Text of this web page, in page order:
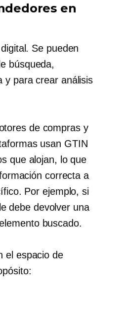
en
Se pueden
búsqueda,
y para crear análisis
de compras y
usan GTIN
que alojan, lo que
correcta a
Por ejemplo, si
debe devolver una
buscado.
el espacio de